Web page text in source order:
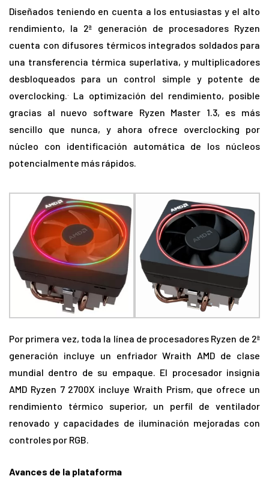
Diseñados teniendo en cuenta a los entusiastas y el alto
rendimiento, la 2ª generación de procesadores Ryzen
cuenta con difusores térmicos integrados soldados para
una transferencia térmica superlativa, y multiplicadores
desbloqueados para un control simple y potente de
overclocking.
La optimización del rendimiento, posible
gracias al nuevo software Ryzen Master 1.3, es más
sencillo que nunca, y ahora ofrece overclocking por
núcleo con identificación automática de los núcleos
potencialmente más rápidos.
Por primera vez, toda la línea de procesadores Ryzen de 2ª
generación incluye un enfriador Wraith AMD de clase
mundial dentro de su empaque. El procesador insignia
AMD Ryzen 7 2700X incluye Wraith Prism, que ofrece un
rendimiento térmico superior, un perfil de ventilador
renovado y capacidades de iluminación mejoradas con
controles por RGB.
Avances de la plataforma